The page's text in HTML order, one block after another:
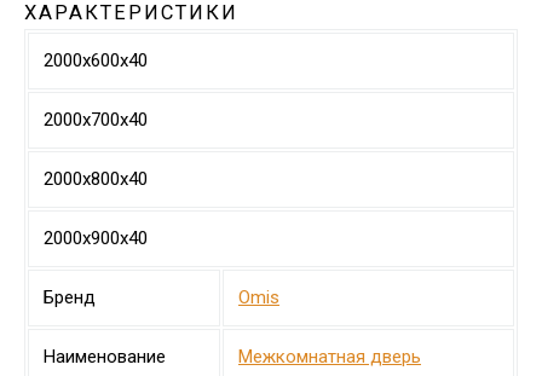
ХАРАКТЕРИСТИКИ
2000х600х40
2000х700х40
2000х800х40
2000х900х40
Бренд Omis
Наименование Межкомнатная дверь